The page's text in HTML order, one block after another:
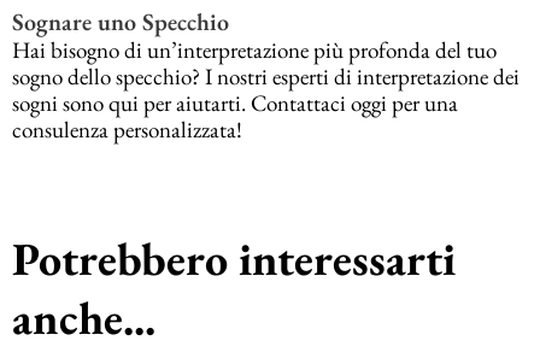
Sognare uno Specchio
Hai bisogno di un’interpretazione più profonda del tuo
sogno dello specchio? I nostri esperti di interpretazione dei
sogni sono qui per aiutarti. Contattaci oggi per una
consulenza personalizzata!
Potrebbero interessarti
anche...